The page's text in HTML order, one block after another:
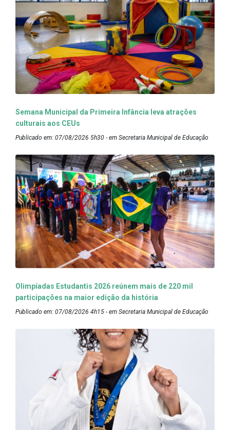
Semana Municipal da Primeira Infância leva atrações
culturais aos CEUs
Publicado em: 07/08/2026 5h30 - em Secretaria Municipal de Educação
Olimpíadas Estudantis 2026 reúnem mais de 220 mil
participações na maior edição da história
Publicado em: 07/08/2026 4h15 - em Secretaria Municipal de Educação